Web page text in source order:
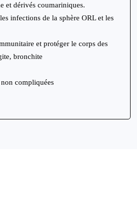
et dérivés coumariniques.
infections de la sphère ORL et les
et protéger le corps des
bronchite
compliquées